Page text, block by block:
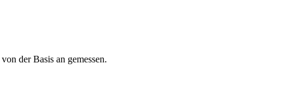
von der Basis an gemessen.